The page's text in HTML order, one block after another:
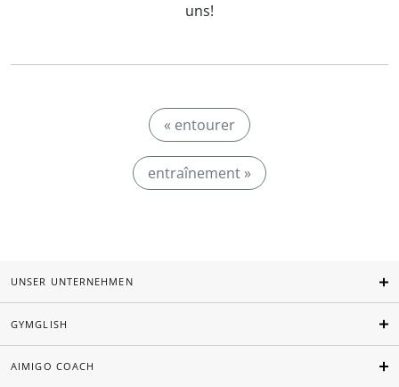
uns!
« entourer
entraînement »
UNSER UNTERNEHMEN
GYMGLISH
AIMIGO COACH